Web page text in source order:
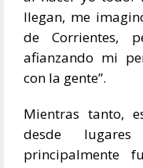
llegan, me
de Corrientes,
afianzando mi
con la gente”.
Mientras tanto,
desde
principalmente